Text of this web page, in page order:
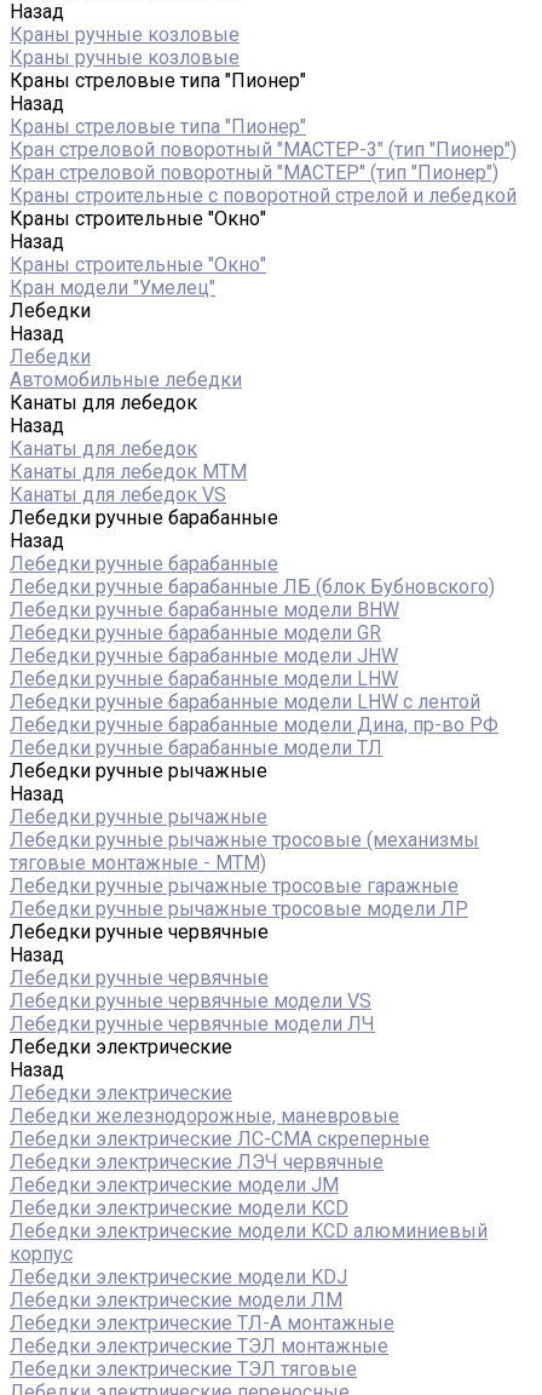
Назад
Краны ручные козловые
Краны ручные козловые
Краны стреловые типа "Пионер"
Назад
Краны стреловые типа "Пионер"
Кран стреловой поворотный "МАСТЕР-3" (тип "Пионер")
Кран стреловой поворотный "МАСТЕР" (тип "Пионер")
Краны строительные с поворотной стрелой и лебедкой
Краны строительные "Окно"
Назад
Краны строительные "Окно"
Кран модели "Умелец"
Лебедки
Назад
Лебедки
Автомобильные лебедки
Канаты для лебедок
Назад
Канаты для лебедок
Канаты для лебедок MTM
Канаты для лебедок VS
Лебедки ручные барабанные
Назад
Лебедки ручные барабанные
Лебедки ручные барабанные ЛБ (блок Бубновского)
Лебедки ручные барабанные модели BHW
Лебедки ручные барабанные модели GR
Лебедки ручные барабанные модели JHW
Лебедки ручные барабанные модели LHW
Лебедки ручные барабанные модели LHW c лентой
Лебедки ручные барабанные модели Дина, пр-во РФ
Лебедки ручные барабанные модели ТЛ
Лебедки ручные рычажные
Назад
Лебедки ручные рычажные
Лебедки ручные рычажные тросовые (механизмы
тяговые монтажные - МТМ)
Лебедки ручные рычажные тросовые гаражные
Лебедки ручные рычажные тросовые модели ЛР
Лебедки ручные червячные
Назад
Лебедки ручные червячные
Лебедки ручные червячные модели VS
Лебедки ручные червячные модели ЛЧ
Лебедки электрические
Назад
Лебедки электрические
Лебедки железнодорожные, маневровые
Лебедки электрические ЛС-СМА скреперные
Лебедки электрические ЛЭЧ червячные
Лебедки электрические модели JM
Лебедки электрические модели KCD
Лебедки электрические модели KCD алюминиевый
корпус
Лебедки электрические модели KDJ
Лебедки электрические модели ЛМ
Лебедки электрические ТЛ-А монтажные
Лебедки электрические ТЭЛ монтажные
Лебедки электрические ТЭЛ тяговые